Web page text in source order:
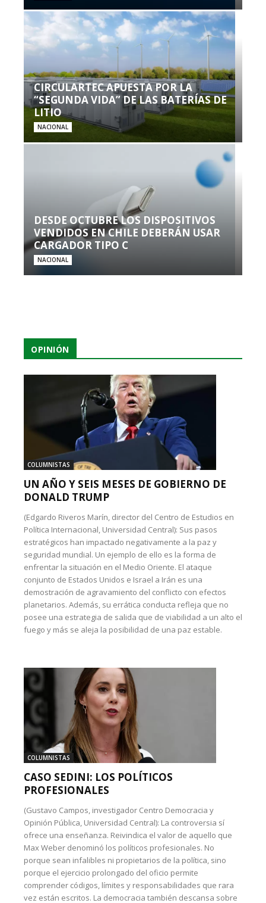
CIRCULARTEC APUESTA POR LA
“SEGUNDA VIDA” DE LAS BATERÍAS DE
LITIO
NACIONAL
DESDE OCTUBRE LOS DISPOSITIVOS
VENDIDOS EN CHILE DEBERÁN USAR
CARGADOR TIPO C
NACIONAL
OPINIÓN
COLUMNISTAS
UN AÑO Y SEIS MESES DE GOBIERNO DE
DONALD TRUMP
(Edgardo Riveros Marín, director del Centro de Estudios en
Política Internacional, Universidad Central): Sus pasos
estratégicos han impactado negativamente a la paz y
seguridad mundial. Un ejemplo de ello es la forma de
enfrentar la situación en el Medio Oriente. El ataque
conjunto de Estados Unidos e Israel a Irán es una
demostración de agravamiento del conflicto con efectos
planetarios. Además, su errática conducta refleja que no
posee una estrategia de salida que de viabilidad a un alto el
fuego y más se aleja la posibilidad de una paz estable.
COLUMNISTAS
CASO SEDINI: LOS POLÍTICOS
PROFESIONALES
(Gustavo Campos, investigador Centro Democracia y
Opinión Pública, Universidad Central): La controversia sí
ofrece una enseñanza. Reivindica el valor de aquello que
Max Weber denominó los políticos profesionales. No
porque sean infalibles ni propietarios de la política, sino
porque el ejercicio prolongado del oficio permite
comprender códigos, límites y responsabilidades que rara
vez están escritos. La democracia también descansa sobre